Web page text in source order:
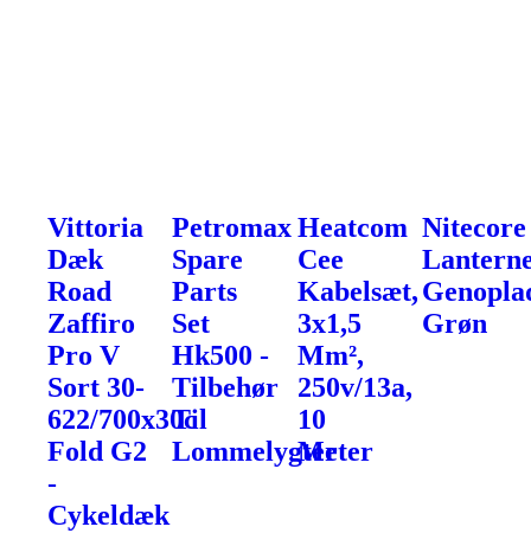
Vittoria
Dæk
Road
Zaffiro
Pro V
Sort 30-
622/700x30c
Fold G2
-
Cykeldæk
Petromax
Spare
Parts
Set
Hk500 -
Tilbehør
Til
Lommelygter
Heatcom
Cee
Kabelsæt,
3x1,5
Mm²,
250v/13a,
10
Meter
Nitecore
Grøn